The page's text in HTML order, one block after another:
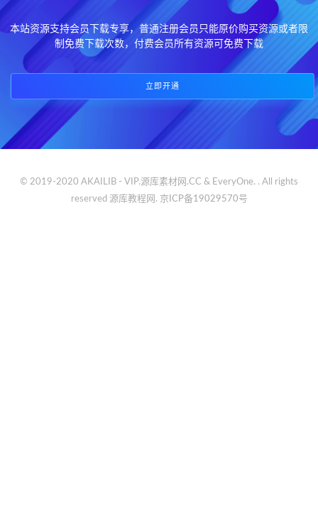
本站资源支持会员下载专享，普通注册会员只能原价购买资源或者限
制免费下载次数，付费会员所有资源可免费下载
立即开通
© 2019-2020 AKAILIB - VIP.源库素材网.CC & EveryOne. . All rights
reserved 源库教程网. 京ICP备19029570号